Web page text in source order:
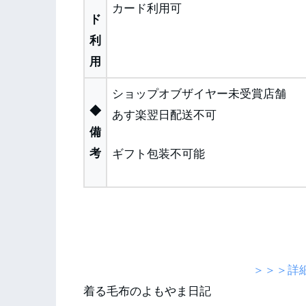
ド
利
用
カード利用可
◆
備
考
ショップオブザイヤー未受賞店舗
あす楽翌日配送不可
ギフト包装不可能
＞＞＞詳
着る毛布のよもやま日記